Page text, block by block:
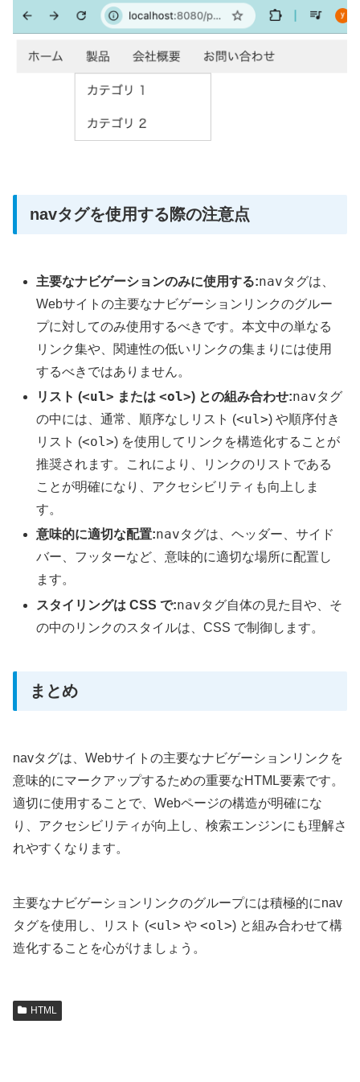
navタグを使用する際の注意点
主要なナビゲーションのみに使用する:navタグは、
Webサイトの主要なナビゲーションリンクのグルー
プに対してのみ使用するべきです。本文中の単なる
リンク集や、関連性の低いリンクの集まりには使用
するべきではありません。
リスト (<ul> または<ol>) との組み合わせ:navタグ
の中には、通常、順序なしリスト (<ul>) や順序付き
リスト (<ol>) を使用してリンクを構造化することが
推奨されます。これにより、リンクのリストである
ことが明確になり、アクセシビリティも向上しま
す。
意味的に適切な配置:navタグは、ヘッダー、サイド
バー、フッターなど、意味的に適切な場所に配置し
ます。
スタイリングは CSS で:navタグ自体の見た目や、そ
の中のリンクのスタイルは、CSS で制御します。
まとめ
navタグは、Webサイトの主要なナビゲーションリンクを
意味的にマークアップするための重要なHTML要素です。
適切に使用することで、Webページの構造が明確にな
り、アクセシビリティが向上し、検索エンジンにも理解さ
れやすくなります。
主要なナビゲーションリンクのグループには積極的にnav
タグを使用し、リスト (<ul> や <ol>) と組み合わせて構
造化することを心がけましょう。
HTML